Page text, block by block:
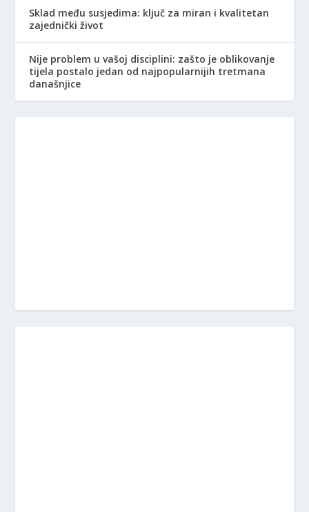
Sklad među susjedima: ključ za miran i kvalitetan
zajednički život
Nije problem u vašoj disciplini: zašto je oblikovanje
tijela postalo jedan od najpopularnijih tretmana
današnjice